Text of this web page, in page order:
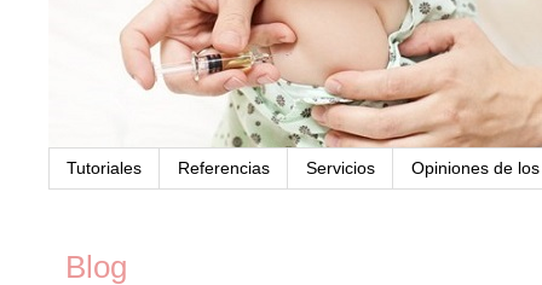
Tutoriales Referencias Servicios Opiniones de
Blog